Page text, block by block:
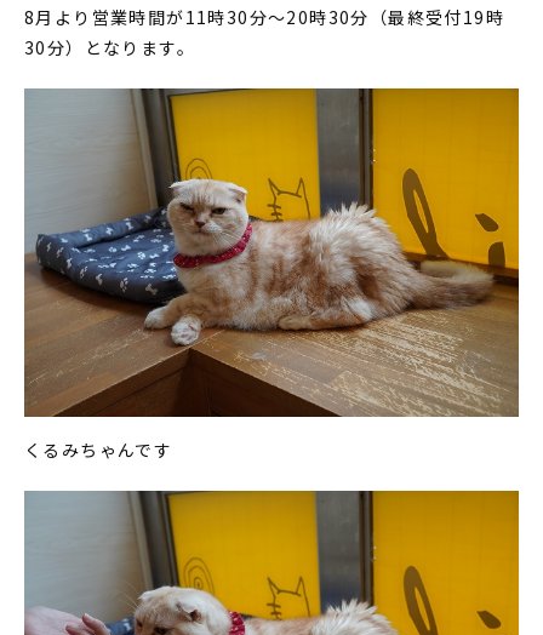
8月より営業時間が11時30分～20時30分（最終受付19時
30分）となります。
くるみちゃんです